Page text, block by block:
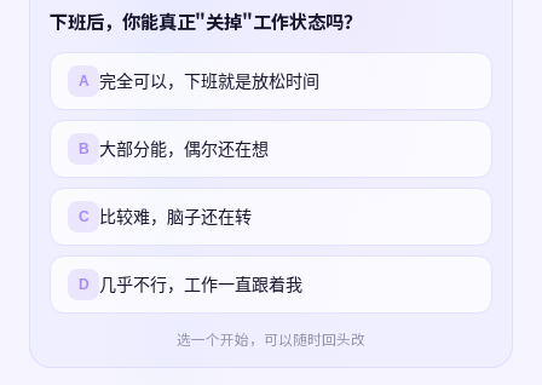
下班后，你能真正"关掉"工作状态吗？
A 完全可以，下班就是放松时间
B 大部分能，偶尔还在想
C 比较难，脑子还在转
D 几乎不行，工作一直跟着我
选一个开始，可以随时回头改